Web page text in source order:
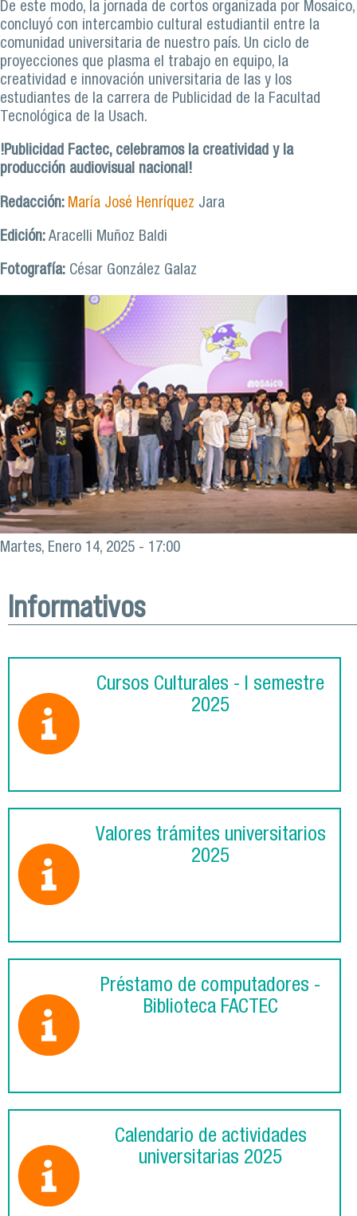
De este modo, la jornada de cortos organizada por Mosaico,
concluyó con intercambio cultural estudiantil entre la
comunidad universitaria de nuestro país. Un ciclo de
proyecciones que plasma el trabajo en equipo, la
creatividad e innovación universitaria de las y los
estudiantes de la carrera de Publicidad de la Facultad
Tecnológica de la Usach.
!Publicidad Factec, celebramos la creatividad y la
producción audiovisual nacional!
Redacción: María José Henríquez Jara
Edición: Aracelli Muñoz Baldi
Fotografía: César González Galaz
Martes, Enero 14, 2025 - 17:00
Informativos
Cursos Culturales - I semestre
2025
Valores trámites universitarios
2025
Préstamo de computadores -
Biblioteca FACTEC
Calendario de actividades
universitarias 2025